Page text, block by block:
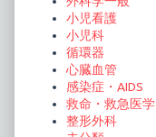
小児看護
小児科
循環器
心臓血管
感染症・AIDS
救命・救急医学
整形外科